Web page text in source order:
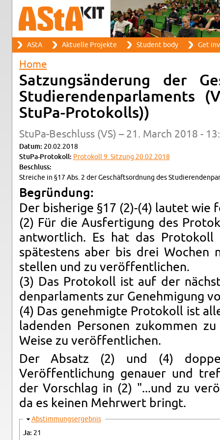
Search form
Search
Main menu
AStA Ak­tuelle Pro­jekte Stu­dent body Get
You are here
Home
Satzungsänderung der
Studieren­den­par­la­ments
StuPa-Pro­tokolls))
StuPa-Beschluss (VS) – 21. March 2018 -
Datum: 20.02.2018
StuPa-Pro­tokoll: Pro­tokoll 9. Sitzung 20.02.2018
Beschluss:
Stre­iche in §17 Abs. 2 der Geschäft­sor­d­nung des
Begründung:
Der bish­erige §17 (2)-(4) lautet wie
(2) Für die Aus­fer­ti­gung des
ant­wortlich. Es hat das Pro­tokoll
spätestens aber bis drei Wochen
stellen und zu veröffentlichen.
(3) Das Pro­tokoll ist auf der
den­par­la­ments zur Genehmi­gung
(4) Das genehmigte Pro­tokoll ist
laden­den Per­so­nen zukom­men
Weise zu veröffentlichen.
Der Ab­satz (2) und (4)
Veröffentlichung genauer und
der Vorschlag in (2) "...​und zu
da es keinen Mehrw­ert bringt.
Hide
Ab­stim­mungsergeb­nis
Ja: 21